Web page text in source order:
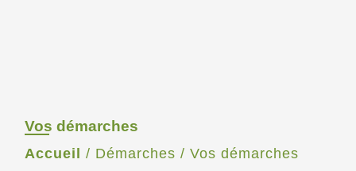
Vos démarches
Accueil / Démarches / Vos démarches